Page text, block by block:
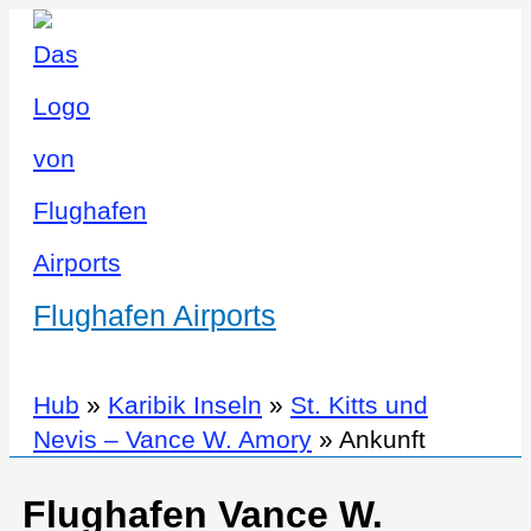
Flughafen Airports
Hub » Karibik Inseln » St. Kitts und
Nevis – Vance W. Amory » Ankunft
Flughafen Vance W.